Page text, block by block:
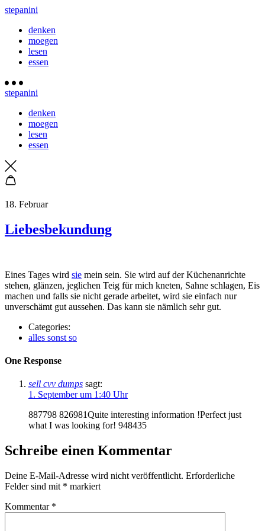
stepanini
denken
moegen
lesen
essen
stepanini
denken
moegen
lesen
essen
18. Februar
Liebesbekundung
Eines Tages wird sie mein sein. Sie wird auf der Küchenanrichte
stehen, glänzen, jeglichen Teig für mich kneten, Sahne schlagen, Eis
machen und falls sie nicht gerade arbeitet, wird sie einfach nur
unverschämt gut aussehen. Das kann sie nämlich sehr gut.
Categories:
alles sonst so
One Response
sell cvv dumps sagt:
1. September um 1:40 Uhr
887798 826981Quite interesting information !Perfect just
what I was looking for! 948435
Schreibe einen Kommentar
Deine E-Mail-Adresse wird nicht veröffentlicht. Erforderliche
Felder sind mit * markiert
Kommentar *